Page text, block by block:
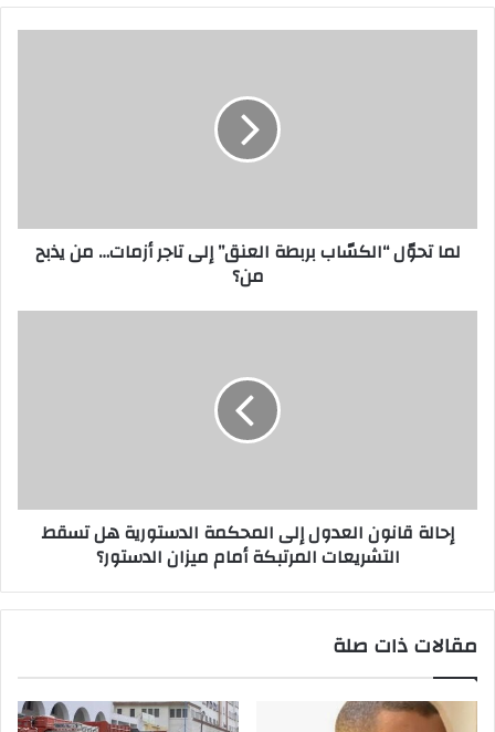
لما تحوّل “الكسّاب بربطة العنق” إلى تاجر أزمات… من يذبح
من؟
إحالة قانون العدول إلى المحكمة الدستورية هل تسقط
التشريعات المرتبكة أمام ميزان الدستور؟
مقالات ذات صلة